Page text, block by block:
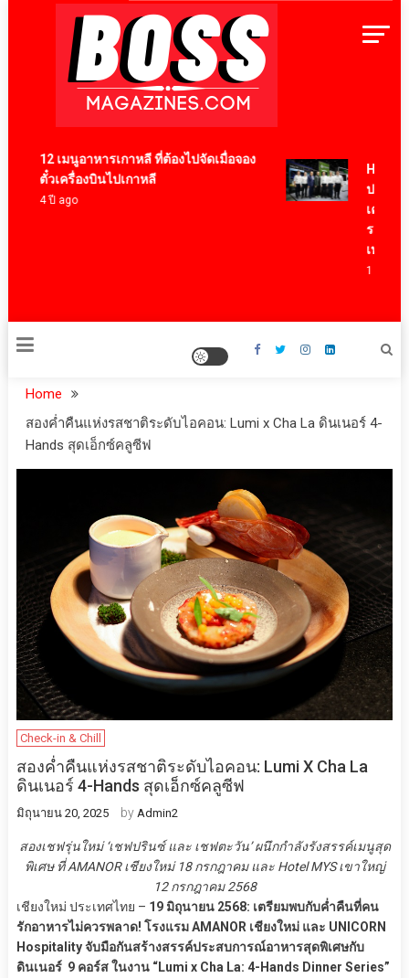
BossMagazinesThailand
12 เมนูอาหารเกาหลี ที่ต้องไปจัดเมื่อจอง
ตั๋วเครื่องบินไปเกาหลี
4 ปี ago
HYXI ผนึก
ประกาศคว
เคลื่อนอน
ระดับมาต
เทคโนโล
1 ชั่วโมง ago
Home
สองค่ำคืนแห่งรสชาติระดับไอคอน: Lumi x Cha La ดินเนอร์ 4-
Hands สุดเอ็กซ์คลูซีฟ
Check-in & Chill
สองค่ำคืนแห่งรสชาติระดับไอคอน: Lumi X Cha La
ดินเนอร์ 4-Hands สุดเอ็กซ์คลูซีฟ
มิถุนายน 20, 2025 by Admin2
สองเชฟรุ่นใหม่ ‘เชฟปรินซ์ และ เชฟตะวัน’ ผนึกกำลังรังสรรค์เมนูสุด
พิเศษ ที่ AMANOR เชียงใหม่ 18 กรกฎาคม และ Hotel MYS เขาใหญ่
12 กรกฎาคม 2568
เชียงใหม่ ประเทศไทย – 19 มิถุนายน 2568: เตรียมพบกับค่ำคืนที่คน
รักอาหารไม่ควรพลาด! โรงแรม AMANOR เชียงใหม่ และ UNICORN
Hospitality จับมือกันสร้างสรรค์ประสบการณ์อาหารสุดพิเศษกับ
ดินเนอร์ 9 คอร์ส ในงาน “Lumi x Cha La: 4-Hands Dinner Series”